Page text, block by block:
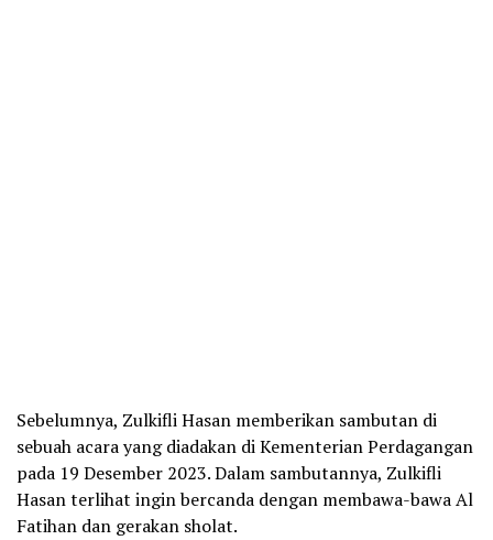
Sebelumnya, Zulkifli Hasan memberikan sambutan di
sebuah acara yang diadakan di Kementerian Perdagangan
pada 19 Desember 2023. Dalam sambutannya, Zulkifli
Hasan terlihat ingin bercanda dengan membawa-bawa Al
Fatihan dan gerakan sholat.